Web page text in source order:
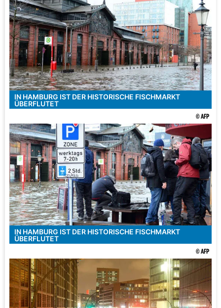
IN HAMBURG IST DER HISTORISCHE FISCHMARKT
ÜBERFLUTET
© AFP
IN HAMBURG IST DER HISTORISCHE FISCHMARKT
ÜBERFLUTET
© AFP